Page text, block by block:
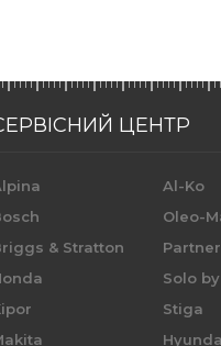
ЦЕНТР
& Stratton
Al-Ko
Oleo-
Partner
Solo
Stiga